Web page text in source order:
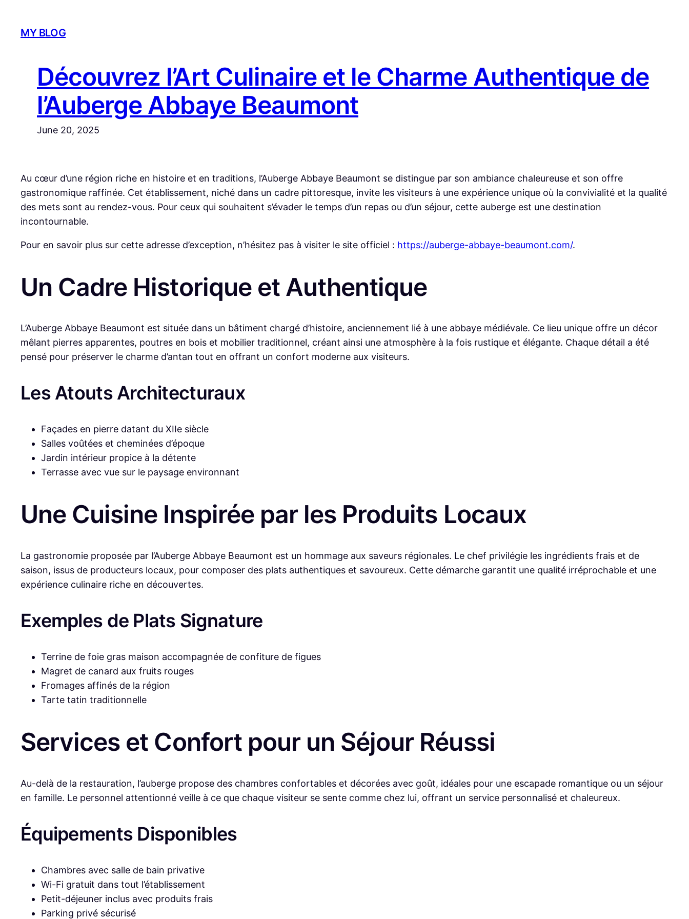
content
MY BLOG
Découvrez l’Art Culinaire et le Charme Authentique de
l’Auberge Abbaye Beaumont
June 20, 2025
Au cœur d’une région riche en histoire et en traditions, l’Auberge Abbaye Beaumont se distingue par son ambiance chaleureuse et son offre
gastronomique raffinée. Cet établissement, niché dans un cadre pittoresque, invite les visiteurs à une expérience unique où la convivialité et la qualité
des mets sont au rendez-vous. Pour ceux qui souhaitent s’évader le temps d’un repas ou d’un séjour, cette auberge est une destination
incontournable.
Pour en savoir plus sur cette adresse d’exception, n’hésitez pas à visiter le site officiel : https://auberge-abbaye-beaumont.com/.
Un Cadre Historique et Authentique
L’Auberge Abbaye Beaumont est située dans un bâtiment chargé d’histoire, anciennement lié à une abbaye médiévale. Ce lieu unique offre un décor
mêlant pierres apparentes, poutres en bois et mobilier traditionnel, créant ainsi une atmosphère à la fois rustique et élégante. Chaque détail a été
pensé pour préserver le charme d’antan tout en offrant un confort moderne aux visiteurs.
Les Atouts Architecturaux
Façades en pierre datant du XIIe siècle
Salles voûtées et cheminées d’époque
Jardin intérieur propice à la détente
Terrasse avec vue sur le paysage environnant
Une Cuisine Inspirée par les Produits Locaux
La gastronomie proposée par l’Auberge Abbaye Beaumont est un hommage aux saveurs régionales. Le chef privilégie les ingrédients frais et de
saison, issus de producteurs locaux, pour composer des plats authentiques et savoureux. Cette démarche garantit une qualité irréprochable et une
expérience culinaire riche en découvertes.
Exemples de Plats Signature
Terrine de foie gras maison accompagnée de confiture de figues
Magret de canard aux fruits rouges
Fromages affinés de la région
Tarte tatin traditionnelle
Services et Confort pour un Séjour Réussi
Au-delà de la restauration, l’auberge propose des chambres confortables et décorées avec goût, idéales pour une escapade romantique ou un séjour
en famille. Le personnel attentionné veille à ce que chaque visiteur se sente comme chez lui, offrant un service personnalisé et chaleureux.
Équipements Disponibles
Chambres avec salle de bain privative
Wi-Fi gratuit dans tout l’établissement
Petit-déjeuner inclus avec produits frais
Parking privé sécurisé